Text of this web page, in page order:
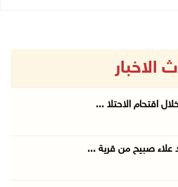
الاخبار
اقتحام الاحتلا ...
علاء صبيح من قرية ...